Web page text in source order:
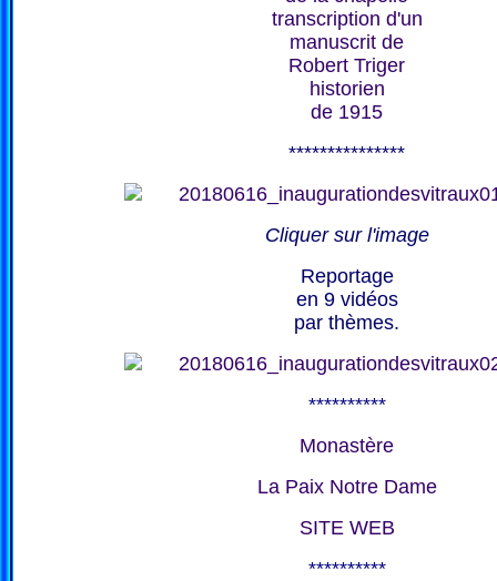
transcription d'un
manuscrit de
Robert Triger
historien
de 1915
***************
Cliquer sur l'image
Reportage
en 9 vidéos
par thèmes.
**********
Monastère
La Paix Notre Dame
SITE WEB
**********